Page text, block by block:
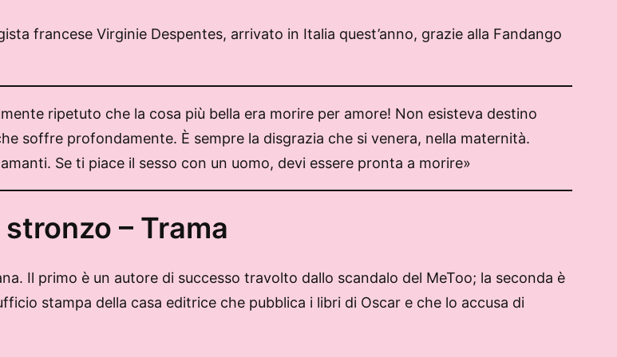
francese Virginie Despentes, arrivato in Italia quest’anno, grazie alla Fandango
ripetuto che la cosa più bella era morire per amore! Non esisteva destino
soffre profondamente. È sempre la disgrazia che si venera, nella maternità.
Se ti piace il sesso con un uomo, devi essere pronta a morire»
– Trama
Il primo è un autore di successo travolto dallo scandalo del MeToo; la seconda è
stampa della casa editrice che pubblica i libri di Oscar e che lo accusa di